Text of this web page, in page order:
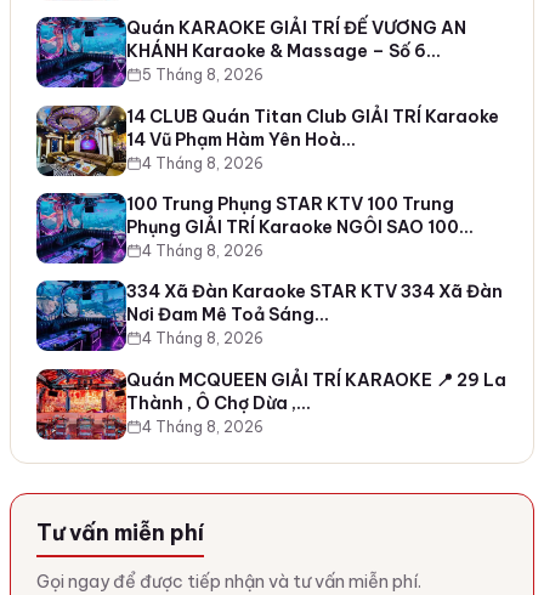
Quán KARAOKE GIẢI TRÍ ĐẾ VƯƠNG AN
KHÁNH Karaoke & Massage – Số 6…
5 Tháng 8, 2026
14 CLUB Quán Titan Club GIẢI TRÍ Karaoke
14 Vũ Phạm Hàm Yên Hoà…
4 Tháng 8, 2026
100 Trung Phụng STAR KTV 100 Trung
Phụng GIẢI TRÍ Karaoke NGÔI SAO 100…
4 Tháng 8, 2026
334 Xã Đàn Karaoke STAR KTV 334 Xã Đàn
Nơi Đam Mê Toả Sáng…
4 Tháng 8, 2026
Quán MCQUEEN GIẢI TRÍ KARAOKE 📍 29 La
Thành , Ô Chợ Dừa ,…
4 Tháng 8, 2026
Tư vấn miễn phí
Gọi ngay để được tiếp nhận và tư vấn miễn phí.